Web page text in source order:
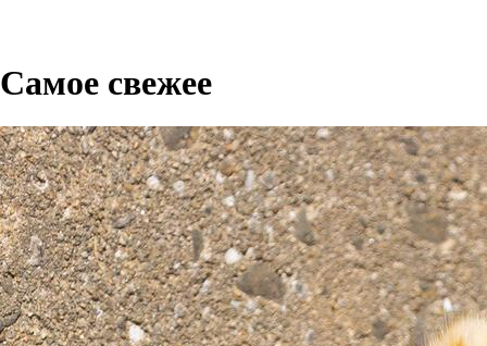
Самое свежее